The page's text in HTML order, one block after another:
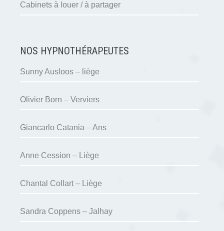
Cabinets à louer / à partager
NOS HYPNOTHÉRAPEUTES
Sunny Ausloos – liège
Olivier Born – Verviers
Giancarlo Catania – Ans
Anne Cession – Liège
Chantal Collart – Liège
Sandra Coppens – Jalhay